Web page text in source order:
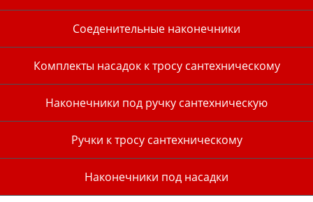
Соеденительные наконечники
Комплекты насадок к тросу сантехническому
Наконечники под ручку сантехническую
Ручки к тросу сантехническому
Наконечники под насадки